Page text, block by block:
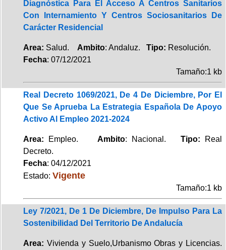
Diagnóstica Para El Acceso A Centros Sanitarios
Con Internamiento Y Centros Sociosanitarios De
Carácter Residencial
Area: Salud. Ambito: Andaluz. Tipo: Resolución.
Fecha: 07/12/2021
Tamaño:1 kb
Real Decreto 1069/2021, De 4 De Diciembre, Por El
Que Se Aprueba La Estrategia Española De Apoyo
Activo Al Empleo 2021-2024
Area: Empleo. Ambito: Nacional. Tipo:
Real
Decreto.
Fecha: 04/12/2021
Estado: Vigente
Tamaño:1 kb
Ley 7/2021, De 1 De Diciembre, De Impulso Para La
Sostenibilidad Del Territorio De Andalucía
Area: Vivienda y Suelo,Urbanismo Obras y Licencias.